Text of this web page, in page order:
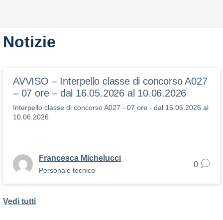
Notizie
AVVISO – Interpello classe di concorso A027
– 07 ore – dal 16.05.2026 al 10.06.2026
Interpello classe di concorso A027 - 07 ore - dal 16.05.2026 al
10.06.2026
Francesca Michelucci
Personale tecnico
0
Vedi tutti